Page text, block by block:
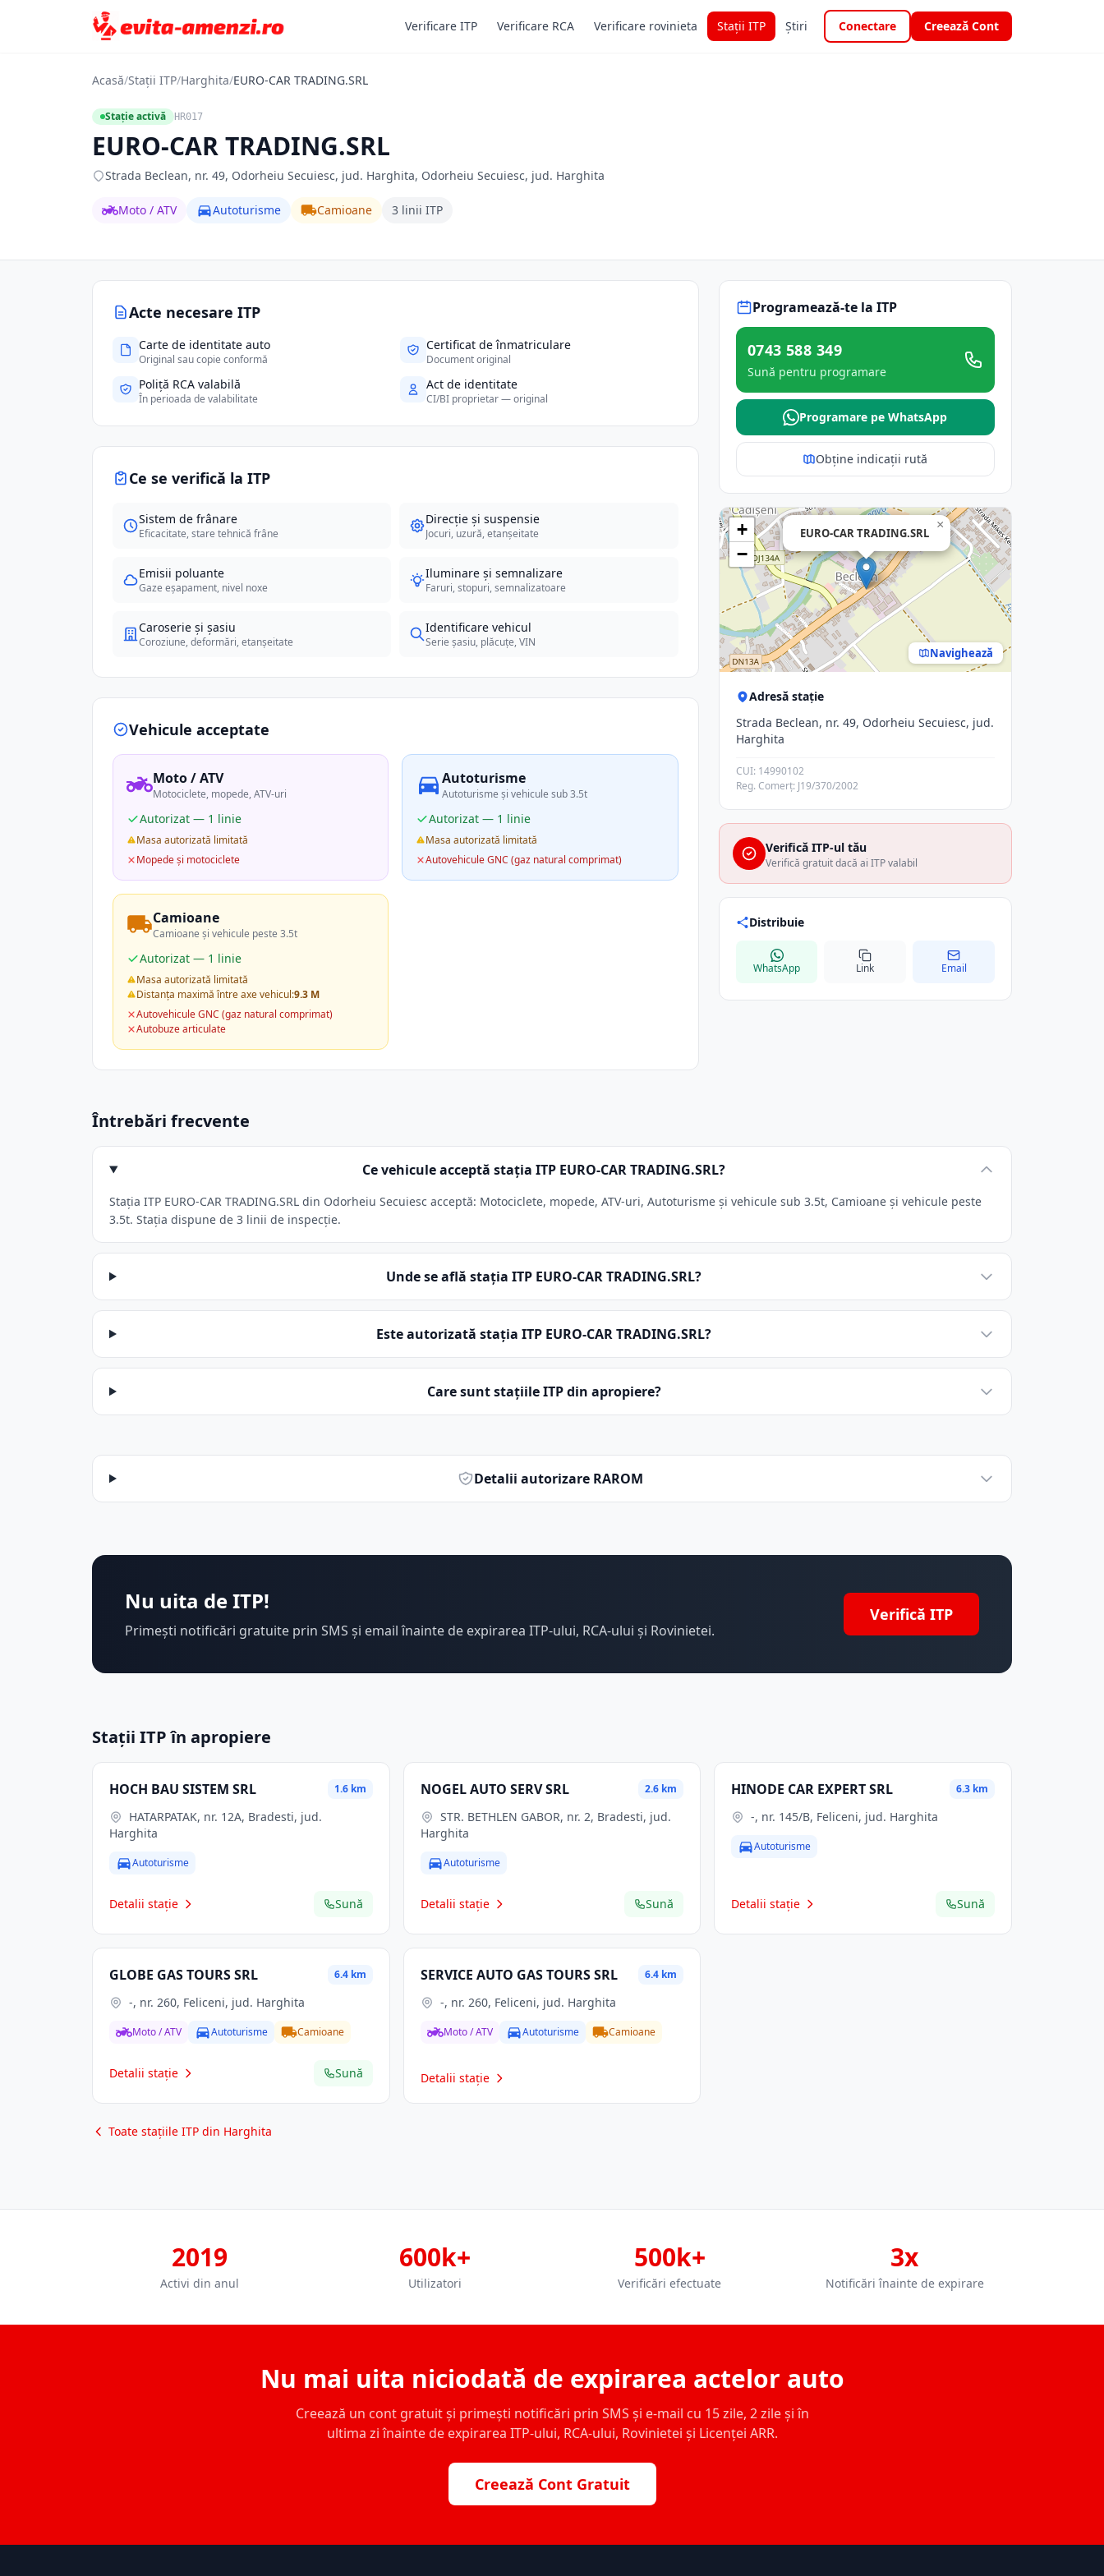
Verificare ITP Verificare RCA Verificare rovinieta Stații ITP Știri Conectare Creează Cont
Acasă/Stații ITP/Harghita/EURO-CAR TRADING.SRL
Stație activă HR017
EURO-CAR TRADING.SRL
Strada Beclean, nr. 49, Odorheiu Secuiesc, jud. Harghita, Odorheiu Secuiesc, jud. Harghita
Moto / ATV Autoturisme Camioane 3 linii ITP
Acte necesare ITP
Carte de identitate auto
Original sau copie conformă
Certificat de înmatriculare
Document original
Poliță RCA valabilă
În perioada de valabilitate
Act de identitate
CI/BI proprietar — original
Ce se verifică la ITP
Sistem de frânare
Eficacitate, stare tehnică frâne
Direcție și suspensie
Jocuri, uzură, etanșeitate
Emisii poluante
Gaze eșapament, nivel noxe
Iluminare și semnalizare
Faruri, stopuri, semnalizatoare
Caroserie și șasiu
Coroziune, deformări, etanșeitate
Identificare vehicul
Serie șasiu, plăcuțe, VIN
Vehicule acceptate
Moto / ATV
Motociclete, mopede, ATV-uri
Autorizat — 1 linie
Masa autorizată limitată
Mopede și motociclete
Autoturisme
Autoturisme și vehicule sub 3.5t
Autorizat — 1 linie
Masa autorizată limitată
Autovehicule GNC (gaz natural comprimat)
Camioane
Camioane și vehicule peste 3.5t
Autorizat — 1 linie
Masa autorizată limitată
Distanța maximă între axe vehicul:9.3 M
Autovehicule GNC (gaz natural comprimat)
Autobuze articulate
Programează-te la ITP
0743 588 349
Sună pentru programare
Programare pe WhatsApp
Obține indicații rută
EURO-CAR TRADING.SRL
×
+
−
Navighează
Adresă stație
Strada Beclean, nr. 49, Odorheiu Secuiesc, jud.
Harghita
CUI: 14990102
Reg. Comerț: J19/370/2002
Verifică ITP-ul tău
Verifică gratuit dacă ai ITP valabil
Distribuie
WhatsApp Link Email
Întrebări frecvente
Ce vehicule acceptă stația ITP EURO-CAR TRADING.SRL?
Stația ITP EURO-CAR TRADING.SRL din Odorheiu Secuiesc acceptă: Motociclete, mopede, ATV-uri, Autoturisme și vehicule sub 3.5t, Camioane și vehicule peste
3.5t. Stația dispune de 3 linii de inspecție.
Unde se află stația ITP EURO-CAR TRADING.SRL?
Este autorizată stația ITP EURO-CAR TRADING.SRL?
Care sunt stațiile ITP din apropiere?
Detalii autorizare RAROM
Nu uita de ITP!
Primești notificări gratuite prin SMS și email înainte de expirarea ITP-ului, RCA-ului și Rovinietei.
Verifică ITP
Stații ITP în apropiere
HOCH BAU SISTEM SRL 1.6 km
Harghita
Autoturisme
Detalii stație Sună
NOGEL AUTO SERV SRL 2.6 km
Harghita
Autoturisme
Detalii stație Sună
HINODE CAR EXPERT SRL 6.3 km
-, nr. 145/B, Feliceni, jud. Harghita
Autoturisme
Detalii stație Sună
GLOBE GAS TOURS SRL 6.4 km
-, nr. 260, Feliceni, jud. Harghita
Moto / ATV Autoturisme Camioane
Detalii stație Sună
SERVICE AUTO GAS TOURS SRL 6.4 km
-, nr. 260, Feliceni, jud. Harghita
Moto / ATV Autoturisme Camioane
Detalii stație
Toate stațiile ITP din Harghita
2019
Activi din anul
600k+
Utilizatori
500k+
Verificări efectuate
3x
Notificări înainte de expirare
Nu mai uita niciodată de expirarea actelor auto
Creează un cont gratuit și primești notificări prin SMS și e-mail cu 15 zile, 2 zile și în
ultima zi înainte de expirarea ITP-ului, RCA-ului, Rovinietei și Licenței ARR.
Creează Cont Gratuit